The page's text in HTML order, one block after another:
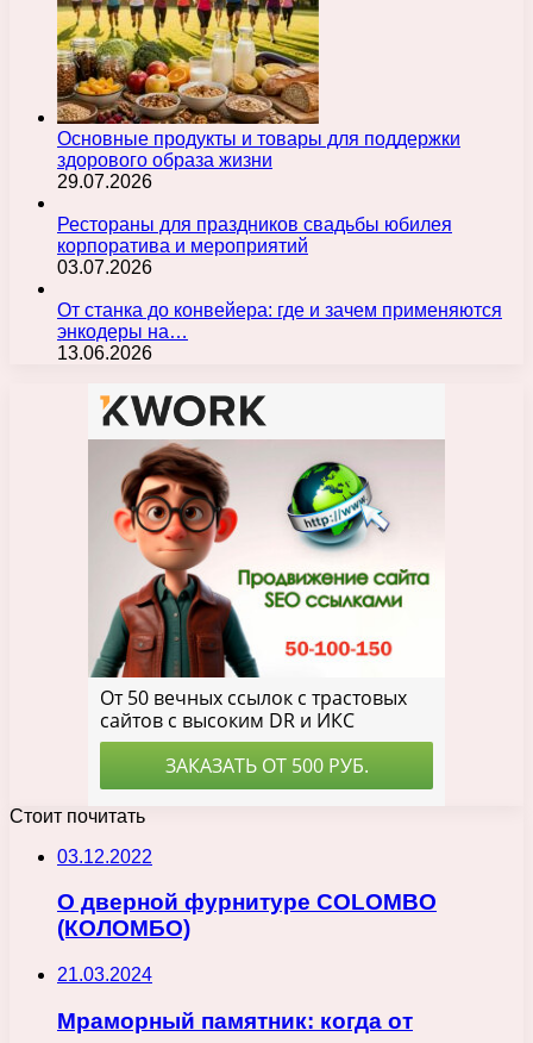
Основные продукты и товары для поддержки
здорового образа жизни
29.07.2026
Рестораны для праздников свадьбы юбилея
корпоратива и мероприятий
03.07.2026
От станка до конвейера: где и зачем применяются
энкодеры на…
13.06.2026
Стоит почитать
03.12.2022
О дверной фурнитуре COLOMBO
(КОЛОМБО)
21.03.2024
Мраморный памятник: когда от